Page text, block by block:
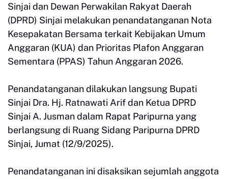
Sinjai dan Dewan Perwakilan Rakyat Daerah
(DPRD) Sinjai melakukan penandatanganan Nota
Kesepakatan Bersama terkait Kebijakan Umum
Anggaran (KUA) dan Prioritas Plafon Anggaran
Sementara (PPAS) Tahun Anggaran 2026.
Penandatanganan dilakukan langsung Bupati
Sinjai Dra. Hj. Ratnawati Arif dan Ketua DPRD
Sinjai A. Jusman dalam Rapat Paripurna yang
berlangsung di Ruang Sidang Paripurna DPRD
Sinjai, Jumat (12/9/2025).
Penandatanganan ini disaksikan sejumlah anggota